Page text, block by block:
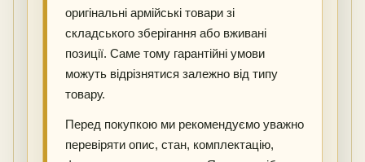
оригінальні армійські товари зі
складського зберігання або вживані
позиції. Саме тому гарантійні умови
можуть відрізнятися залежно від типу
товару.
Перед покупкою ми рекомендуємо уважно
перевіряти опис, стан, комплектацію,